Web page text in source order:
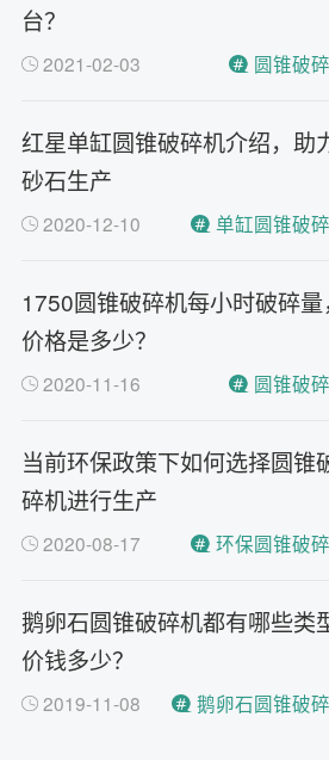
台？
2021-02-03 圆锥破
红星单缸圆锥破碎机介绍，助
砂石生产
2020-12-10 单缸圆锥破
1750圆锥破碎机每小时破碎量
价格是多少？
2020-11-16 圆锥破
当前环保政策下如何选择圆锥
碎机进行生产
2020-08-17 环保圆锥破
鹅卵石圆锥破碎机都有哪些类
价钱多少？
2019-11-08 鹅卵石圆锥破